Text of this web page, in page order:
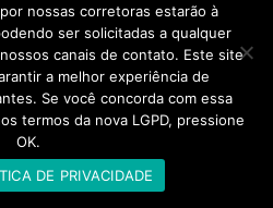
nossas corretoras estarão à
ser solicitadas a qualquer
canais de contato. Este site
a melhor experiência de
Se você concorda com essa
termos da nova LGPD, pressione
OK.
DE PRIVACIDADE